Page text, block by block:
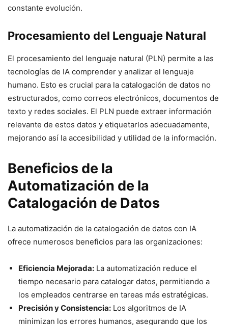
constante evolución.
Procesamiento del Lenguaje Natural
El procesamiento del lenguaje natural (PLN) permite a las
tecnologías de IA comprender y analizar el lenguaje
humano. Esto es crucial para la catalogación de datos no
estructurados, como correos electrónicos, documentos de
texto y redes sociales. El PLN puede extraer información
relevante de estos datos y etiquetarlos adecuadamente,
mejorando así la accesibilidad y utilidad de la información.
Beneficios de la
Automatización de la
Catalogación de Datos
La automatización de la catalogación de datos con IA
ofrece numerosos beneficios para las organizaciones:
Eficiencia Mejorada: La automatización reduce el
tiempo necesario para catalogar datos, permitiendo a
los empleados centrarse en tareas más estratégicas.
Precisión y Consistencia: Los algoritmos de IA
minimizan los errores humanos, asegurando que los